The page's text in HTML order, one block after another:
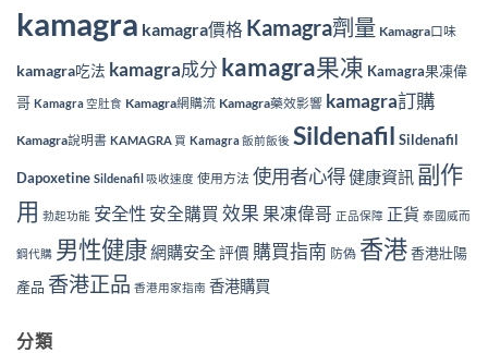
kamagra kamagra價格 Kamagra劑量 Kamagra口味
kamagra吃法 kamagra成分 kamagra果凍 Kamagra果凍偉
哥 Kamagra 空肚食 Kamagra網購流 Kamagra藥效影響 kamagra訂購
Kamagra說明書 KAMAGRA 買 Kamagra 飯前飯後 Sildenafil Sildenafil
Dapoxetine Sildenafil 吸收速度 使用方法 使用者心得健康資訊 副作
用 勃起功能 安全性 安全購買 效果 果凍偉哥 正品保障 正貨 泰國威而
鋼代購 男性健康網購安全評價 購買指南 防偽 香港香港壯陽
產品 香港正品 香港用家指南 香港購買
分類